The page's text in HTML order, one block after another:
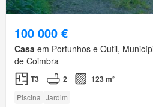
100 000 €
Casa em Portunhos e Outil,
de Coimbra
T3 2 123 m²
Piscina Jardim